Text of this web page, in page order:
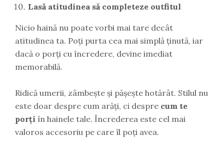
Lasă atitudinea să completeze outfitul
Nicio haină nu poate vorbi mai tare decât
atitudinea ta. Poți purta cea mai simplă ținută, iar
dacă o porți cu încredere, devine imediat
memorabilă.
Ridică umerii, zâmbește și pășește hotărât. Stilul nu
este doar despre cum arăți, ci despre cum te
porți în hainele tale. Încrederea este cel mai
valoros accesoriu pe care îl poți avea.